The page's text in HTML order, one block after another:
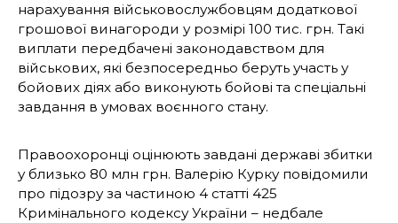
нарахування військовослужбовцям додаткової
грошової винагороди у розмірі 100 тис. грн. Такі
виплати передбачені законодавством для
військових, які безпосередньо беруть участь у
бойових діях або виконують бойові та спеціальні
завдання в умовах воєнного стану.
Правоохоронці оцінюють завдані державі збитки
у близько 80 млн грн. Валерію Курку повідомили
про підозру за частиною 4 статті 425
Кримінального кодексу України – недбале